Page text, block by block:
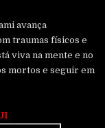
avança
traumas físicos e
viva na mente e no
mortos e seguir em